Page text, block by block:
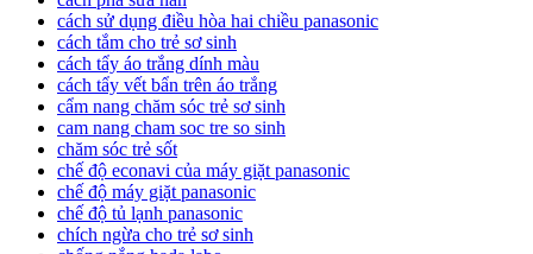
cách sử dụng điều hòa hai chiều panasonic
cách tắm cho trẻ sơ sinh
cách tẩy áo trắng dính màu
cách tẩy vết bẩn trên áo trắng
cẩm nang chăm sóc trẻ sơ sinh
cam nang cham soc tre so sinh
chăm sóc trẻ sốt
chế độ econavi của máy giặt panasonic
chế độ máy giặt panasonic
chế độ tủ lạnh panasonic
chích ngừa cho trẻ sơ sinh